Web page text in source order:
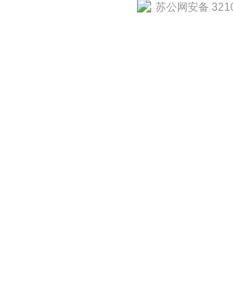
苏公网安备